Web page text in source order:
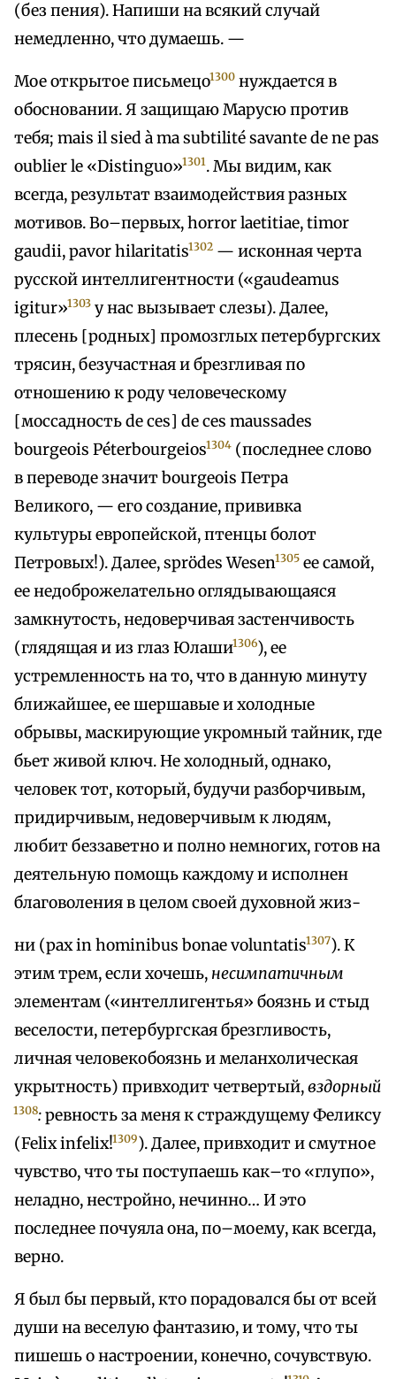
(без пения). Напиши на всякий случай
немедленно, что думаешь. —
Мое открытое письмецо1300 нуждается в
обосновании. Я защищаю Марусю против
тебя; mais il sied à ma subtilité savante de ne pas
oublier le «Distinguo»1301. Мы видим, как
всегда, результат взаимодействия разных
мотивов. Во–первых, horror laetitiae, timor
gaudii, pavor hilaritatis1302 — исконная черта
русской интеллигентности («gaudeamus
igitur»1303 у нас вызывает слезы). Далее,
плесень [родных] промозглых петербургских
трясин, безучастная и брезгливая по
отношению к роду человеческому
[моссадность de ces] de ces maussades
bourgeois Péterbourgeios1304 (последнее слово
в переводе значит bourgeois Петра
Великого, — его создание, прививка
культуры европейской, птенцы болот
Петровых!). Далее, sprödes Wesen1305 ее самой,
ее недоброжелательно оглядывающаяся
замкнутость, недоверчивая застенчивость
(глядящая и из глаз Юлаши1306), ее
устремленность на то, что в данную минуту
ближайшее, ее шершавые и холодные
обрывы, маскирующие укромный тайник, где
бьет живой ключ. Не холодный, однако,
человек тот, который, будучи разборчивым,
придирчивым, недоверчивым к людям,
любит беззаветно и полно немногих, готов на
деятельную помощь каждому и исполнен
благоволения в целом своей духовной жиз-
ни (pax in hominibus bonae voluntatis1307). К
этим трем, если хочешь, несимпатичным
элементам («интеллигентья» боязнь и стыд
веселости, петербургская брезгливость,
личная человекобоязнь и меланхолическая
укрытность) привходит четвертый,вздорный
1308:ревность за меня к страждущему Феликсу
(Felix infelix!1309). Далее, привходит и смутное
чувство, что ты поступаешь как–то «глупо»,
неладно, нестройно, нечинно… И это
последнее почуяла она, по–моему, как всегда,
верно.
Я был бы первый, кто порадовался бы от всей
души на веселую фантазию, и тому, что ты
пишешь о настроении, конечно, сочувствую.